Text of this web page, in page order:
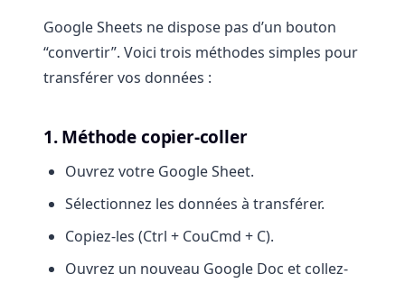
Google Sheets ne dispose pas d’un bouton
“convertir”. Voici trois méthodes simples pour
transférer vos données :
1. Méthode copier-coller
Ouvrez votre Google Sheet.
Sélectionnez les données à transférer.
Copiez-les (Ctrl + CouCmd + C).
Ouvrez un nouveau Google Doc et collez-